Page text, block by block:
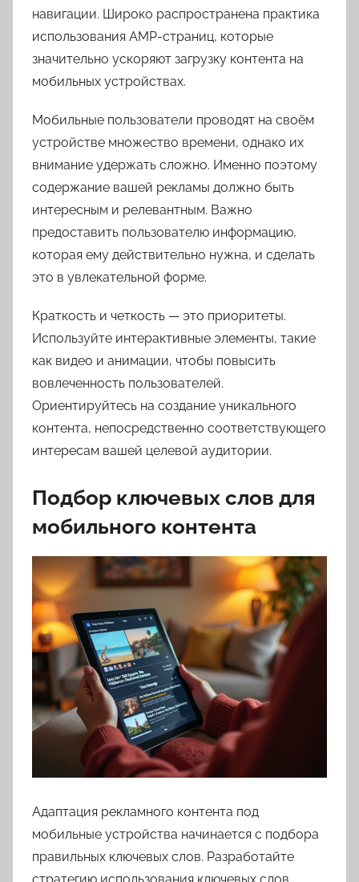
навигации. Широко распространена практика
использования AMP-страниц, которые
значительно ускоряют загрузку контента на
мобильных устройствах.
Мобильные пользователи проводят на своём
устройстве множество времени, однако их
внимание удержать сложно. Именно поэтому
содержание вашей рекламы должно быть
интересным и релевантным. Важно
предоставить пользователю информацию,
которая ему действительно нужна, и сделать
это в увлекательной форме.
Краткость и четкость — это приоритеты.
Используйте интерактивные элементы, такие
как видео и анимации, чтобы повысить
вовлеченность пользователей.
Ориентируйтесь на создание уникального
контента, непосредственно соответствующего
интересам вашей целевой аудитории.
Подбор ключевых слов для
мобильного контента
Адаптация рекламного контента под
мобильные устройства начинается с подбора
правильных ключевых слов. Разработайте